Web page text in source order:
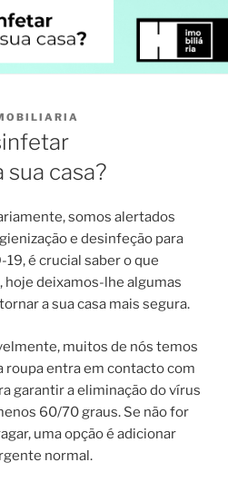
casa?
somos alertados
e desinfeção para
é crucial saber o que
hoje deixamos-lhe algumas
a sua casa mais segura.
muitos de nós temos
roupa entra em contacto com
garantir a eliminação do vírus
60/70 graus. Se não for
uma opção é adicionar
normal.